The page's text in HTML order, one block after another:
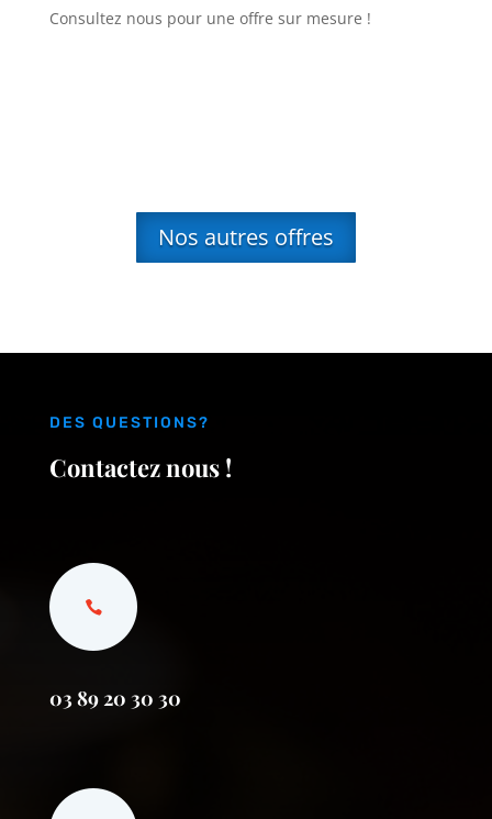
Consultez nous pour une offre sur mesure !
Nos autres offres
DES QUESTIONS?
Contactez nous !
03 89 20 30 30